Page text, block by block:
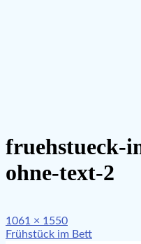
fruehstueck-
ohne-text-2
Full
size
1061 × 1550
Beitragsnavigation
Frühstück im Bett